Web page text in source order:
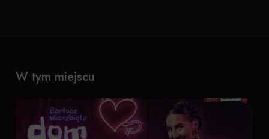
W tym miejscu